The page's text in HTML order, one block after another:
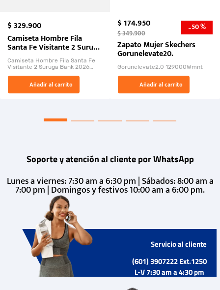
$329.900
Camiseta Hombre Fila
Santa Fe Visitante 2 Suruga
Bank 2026
Camiseta Hombre Fila Santa Fe
Visitante 2 Suruga Bank 2026
El Rugido del Sol Naciente:
“Primeros para la Et...
Añadir al carrito
$174.950
$349.900 -50 %
Zapato Mujer Skechers
Gorunelevate20.
Gorunelevate2.0 129000Wmnt
Añadir al carrito
Soporte y atención al cliente por WhatsApp
Lunes a viernes: 7:30 am a 6:30 pm | Sábados: 8:00 am a
7:00 pm | Domingos y festivos 10:00 am a 6:00 pm.
Servicio al cliente
(601) 3907222 Ext.1250
L-V 7:30 am a 4:30 pm